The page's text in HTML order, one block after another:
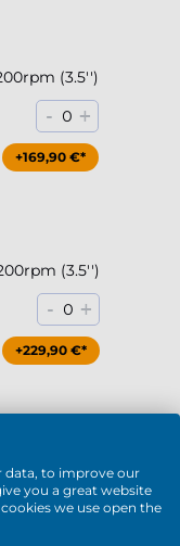
(3.5'')
- 0 +
+169,90 €*
(3.5'')
- 0 +
+229,90 €*
data, to improve our
you a great website
we use open the